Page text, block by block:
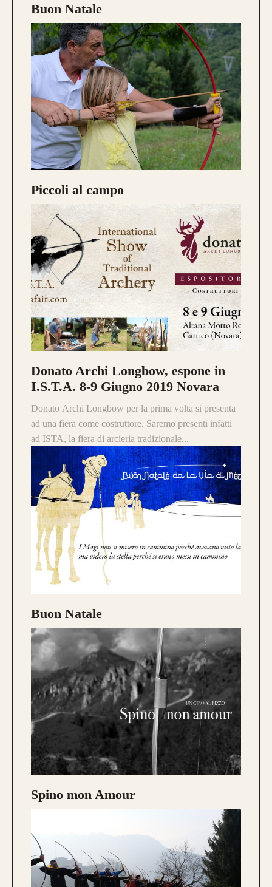
CONFIGURA E ORDINA IL
TUO LONGBOW
Caratteristica che contraddistingue questo
modello sono leDUElamine di pregiato
Tasso, Osage o Bambù, con una struttura
composta da4 lamine di legno
da 800€
CONFIGURA E ORDINA IL
Buon Natale
Piccoli al campo
Donato Archi Longbow, espone in
I.S.T.A. 8-9 Giugno 2019 Novara
Donato Archi Longbow per la prima volta si presenta
ad una fiera come costruttore. Saremo presenti infatti
ad ISTA, la fiera di arcieria tradizionale...
Buon Natale
Spino mon Amour